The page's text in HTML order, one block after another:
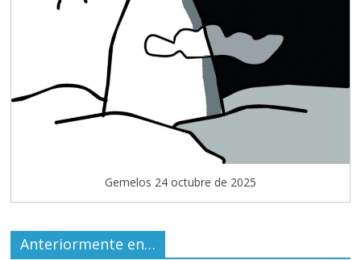
Gemelos 24 octubre de 2025
Anteriormente en…